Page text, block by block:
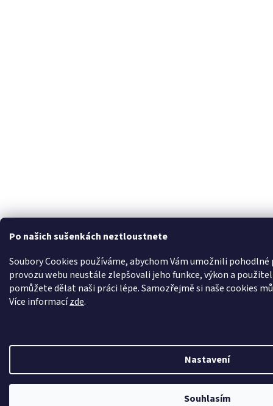
Po našich sušenkách neztloustnete
Soubory Cookies používáme, abychom Vám umožnili
provozu webu neustále zlepšovali jeho funkce, výkon a
pomůžete dělat naši práci lépe. Samozřejmě si naše cookies
Více informacízde.
Nastavení
Souhlasím
Nechte se odměnit za váš nákup. Věrní zákazníci jsou pro nás to nejcennější, a